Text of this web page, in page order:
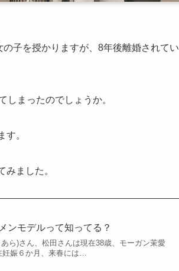
子を授かりますが、8年後離婚されてい
しまったのでしょうか。
。
ました。
ンモデルって知ってる？
ら)さん、松田さんは現在38歳、モーガン茉愛
妊娠６か月、来春には…